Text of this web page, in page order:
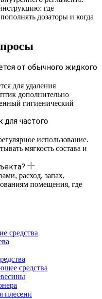
где
дозаторы и когда
от обычного жидкого
для удаления
дополнительно
гигиенический
для частого
использование.
мягкость состава и
расход, запах,
помещения, где
средства
средства
плесени